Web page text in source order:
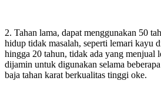
2. Tahan lama, dapat menggunakan 50
hidup tidak masalah, seperti lemari kayu
hingga 20 tahun, tidak ada yang menjual
dijamin untuk digunakan selama
baja tahan karat berkualitas tinggi oke.